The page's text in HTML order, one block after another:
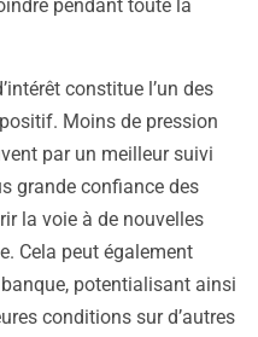
pendant toute la
constitue l’un des
Moins de pression
par un meilleur suivi
grande confiance des
la voie à de nouvelles
Cela peut également
potentialisant ainsi
conditions sur d’autres